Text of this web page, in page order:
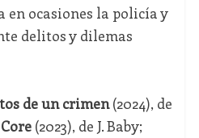
en ocasiones la policía y
delitos y dilemas
de un crimen(2024), de
(2023), de J. Baby;